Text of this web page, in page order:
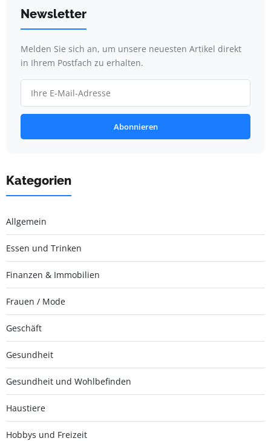
Newsletter
Melden Sie sich an, um unsere neuesten Artikel direkt
in Ihrem Postfach zu erhalten.
Abonnieren
Kategorien
Allgemein
Essen und Trinken
Finanzen & Immobilien
Frauen / Mode
Geschäft
Gesundheit
Gesundheit und Wohlbefinden
Haustiere
Hobbys und Freizeit